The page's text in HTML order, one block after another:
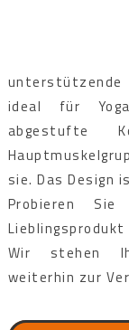
ideal für
abgestufte
sie. Das Design
Probieren
Lieblingsprodukt
Wir stehen
weiterhin zur